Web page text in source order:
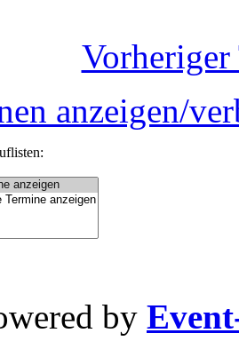
Vorheriger
anzeigen/
by